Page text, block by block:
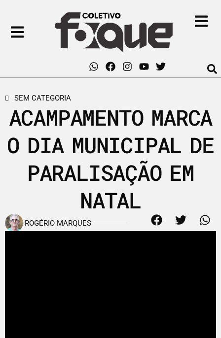
SEM CATEGORIA
ACAMPAMENTO MARCA
O DIA MUNICIPAL DE
PARALISAÇÃO EM
NATAL
ROGÉRIO MARQUES